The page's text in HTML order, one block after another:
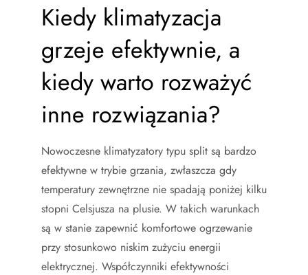
Kiedy klimatyzacja
grzeje efektywnie, a
kiedy warto rozważyć
inne rozwiązania?
Nowoczesne klimatyzatory typu split są bardzo
efektywne w trybie grzania, zwłaszcza gdy
temperatury zewnętrzne nie spadają poniżej kilku
stopni Celsjusza na plusie. W takich warunkach
są w stanie zapewnić komfortowe ogrzewanie
przy stosunkowo niskim zużyciu energii
elektrycznej. Współczynniki efektywności